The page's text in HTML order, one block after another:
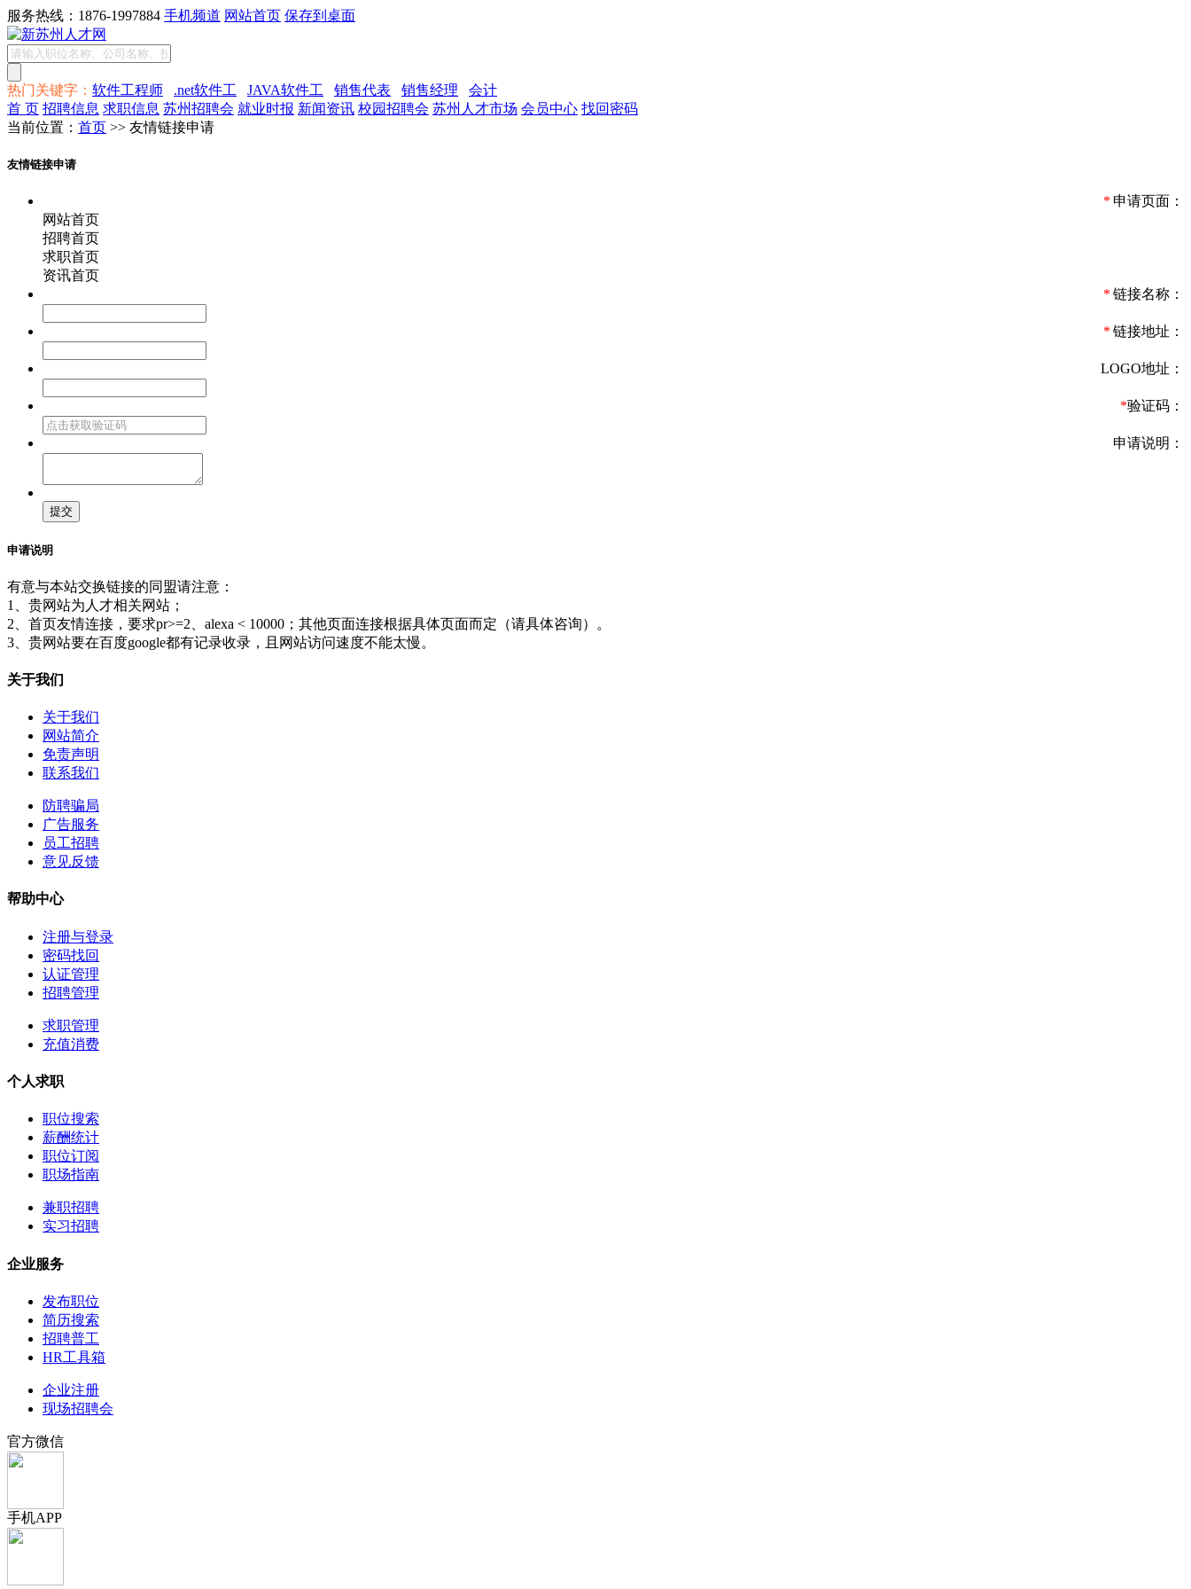
服务热线：1876-1997884 手机频道 网站首页 保存到桌面
热门关键字： 软件工程师 .net软件工 JAVA软件工 销售代表 销售经理
会计
首 页 招聘信息 求职信息 苏州招聘会 就业时报 新闻资讯 校园招聘会 苏州人才市场 会员中心 找回密码
当前位置： 首页 >> 友情链接申请
友情链接申请
* 申请页面：
网站首页
招聘首页
求职首页
资讯首页
* 链接名称：
* 链接地址：
LOGO地址：
*验证码：
申请说明：
申请说明
有意与本站交换链接的同盟请注意：
1、贵网站为人才相关网站；
2、首页友情连接，要求pr>=2、alexa < 10000；其他页面连接根据具体页面而定（请具体咨询）。
3、贵网站要在百度google都有记录收录，且网站访问速度不能太慢。
关于我们
关于我们
网站简介
免责声明
联系我们
防聘骗局
广告服务
员工招聘
意见反馈
帮助中心
注册与登录
密码找回
认证管理
招聘管理
求职管理
充值消费
个人求职
职位搜索
薪酬统计
职位订阅
职场指南
兼职招聘
实习招聘
企业服务
发布职位
简历搜索
招聘普工
HR工具箱
企业注册
现场招聘会
官方微信
手机APP